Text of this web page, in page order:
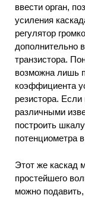
ввести орган,
усиления
регулятор
дополнительно
транзистора.
возможна лишь
коэффициента
резистора. Если
различными
построить
потенциометра
Этот же каскад
простейшего
можно